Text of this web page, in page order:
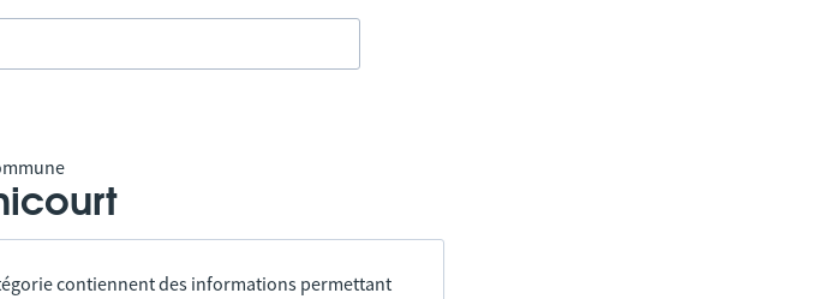
contiennent des informations permettant